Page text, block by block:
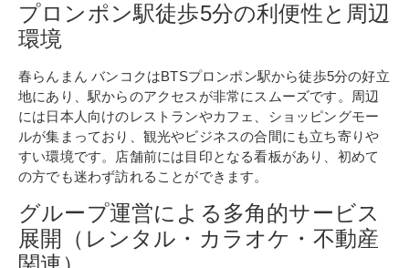
プロンポン駅徒歩5分の利便性と周辺
環境
春らんまん バンコクはBTSプロンポン駅から徒歩5分の好立
地にあり、駅からのアクセスが非常にスムーズです。周辺
には日本人向けのレストランやカフェ、ショッピングモー
ルが集まっており、観光やビジネスの合間にも立ち寄りや
すい環境です。店舗前には目印となる看板があり、初めて
の方でも迷わず訪れることができます。
グループ運営による多角的サービス
展開（レンタル・カラオケ・不動産